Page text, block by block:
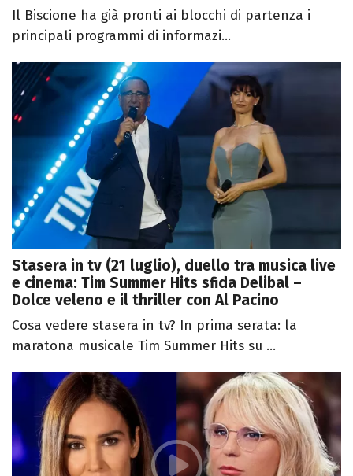
Il Biscione ha già pronti ai blocchi di partenza i
principali programmi di informazi...
Stasera in tv (21 luglio), duello tra musica live
e cinema: Tim Summer Hits sfida Delibal –
Dolce veleno e il thriller con Al Pacino
Cosa vedere stasera in tv? In prima serata: la
maratona musicale Tim Summer Hits su ...